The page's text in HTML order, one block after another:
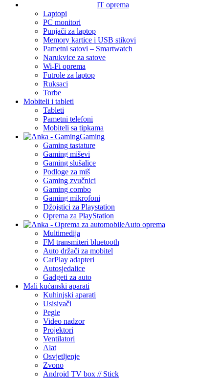
IT oprema
Laptopi
PC monitori
Punjači za laptop
Memory kartice i USB stikovi
Pametni satovi – Smartwatch
Narukvice za satove
Wi-Fi oprema
Futrole za laptop
Ruksaci
Torbe
Mobiteli i tableti
Tableti
Pametni telefoni
Mobiteli sa tipkama
Gaming
Gaming tastature
Gaming miševi
Gaming slušalice
Podloge za miš
Gaming zvučnici
Gaming combo
Gaming mikrofoni
Džojstici za Playstation
Oprema za PlayStation
Auto oprema
Multimedija
FM transmiteri bluetooth
Auto držači za mobitel
CarPlay adapteri
Autosjedalice
Gadgeti za auto
Mali kućanski aparati
Kuhinjski aparati
Usisivači
Pegle
Video nadzor
Projektori
Ventilatori
Alat
Osvjetljenje
Zvono
Android TV box // Stick